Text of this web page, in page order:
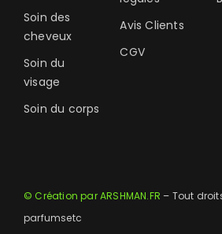
Avis Clients
CGV
Soin des
cheveux
Soin du
visage
Soin du corps
© Création par ARSHMAN.FR – Tout
parfumsetc